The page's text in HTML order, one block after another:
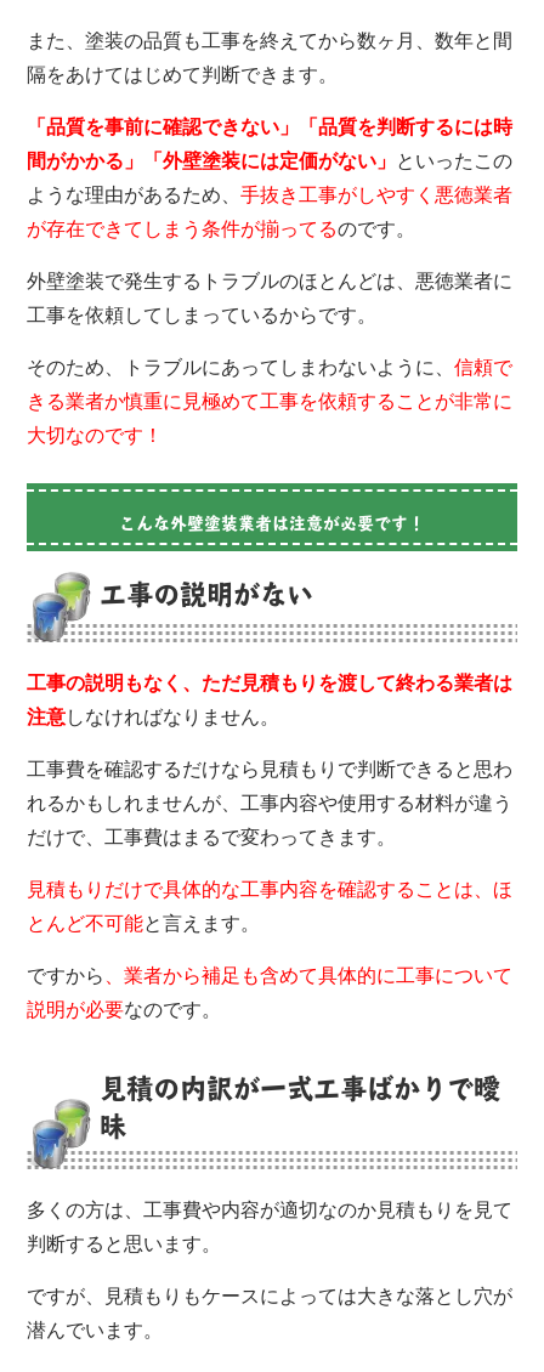
また、塗装の品質も工事を終えてから数ヶ月、数年と間
隔をあけてはじめて判断できます。
「品質を事前に確認できない」「品質を判断するには時
間がかかる」「外壁塗装には定価がない」 といったこの
ような理由があるため、手抜き工事がしやすく悪徳業者
が存在できてしまう条件が揃ってるのです。
外壁塗装で発生するトラブルのほとんどは、悪徳業者に
工事を依頼してしまっているからです。
そのため、トラブルにあってしまわないように、信頼で
きる業者か慎重に見極めて工事を依頼することが非常に
大切なのです！
こんな外壁塗装業者は注意が必要です！
工事の説明がない
工事の説明もなく、ただ見積もりを渡して終わる業者は
注意しなければなりません。
工事費を確認するだけなら見積もりで判断できると思わ
れるかもしれませんが、工事内容や使用する材料が違う
だけで、工事費はまるで変わってきます。
見積もりだけで具体的な工事内容を確認することは、ほ
とんど不可能と言えます。
ですから
、業者から補足も含めて具体的に工事について
説明が必要なのです。
見積の内訳が一式工事ばかりで曖
昧
多くの方は、工事費や内容が適切なのか見積もりを見て
判断すると思います。
ですが、見積もりもケースによっては大きな落とし穴が
潜んでいます。